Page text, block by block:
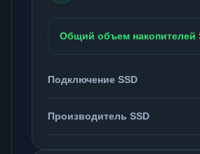
Общий объем накопителей
Подключение SSD
Производитель SSD